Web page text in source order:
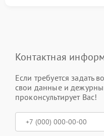
Контактная
Если требуется задать
свои данные и
проконсультирует Вас!